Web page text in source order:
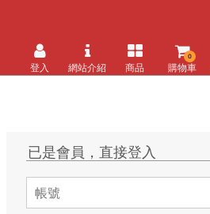
登入 網站介紹 商品 購物車
0
已是會員，直接登入